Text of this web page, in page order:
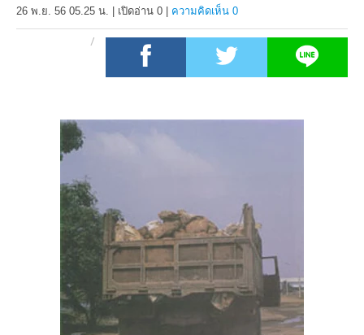
26 พ.ย. 56 05.25 น. เปิดอ่าน 0 ความคิดเห็น 0